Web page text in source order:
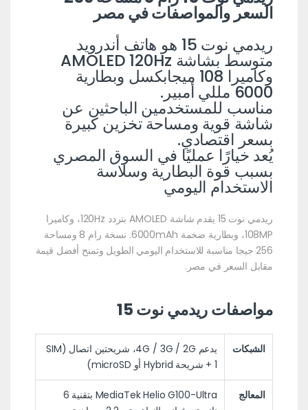
السعر والمواصفات في مصر
ريدمي نوت 15 هو هاتف أندرويد
متوسط بشاشة AMOLED 120Hz
وكاميرا 108 ميجابكسل وبطارية
6000 مللي أمبير.
مناسب للمستخدمين الباحثين عن
شاشة قوية ومساحة تخزين كبيرة
بسعر اقتصادي.
يُعد خيارًا عمليًا في السوق المصري
بسبب قوة البطارية وسلاسة
الاستخدام اليومي
ريدمي نوت 15 يقدم شاشة AMOLED بتردد 120Hz، وكاميرا
108MP، وبطارية ضخمة 6000mAh. نسخة رام 8 ومساحة
256 جيجا مناسبة للاستخدام اليومي الطويل وتمنح أفضل قيمة
مقابل السعر في مصر.
مواصفات ريدمي نوت 15
الشبكات
يدعم 4G / 3G / 2G، شريحتين اتصال (SIM
1 + شريحة Hybrid أو microSD)
المعالج
MediaTek Helio G100-Ultra بتقنية 6